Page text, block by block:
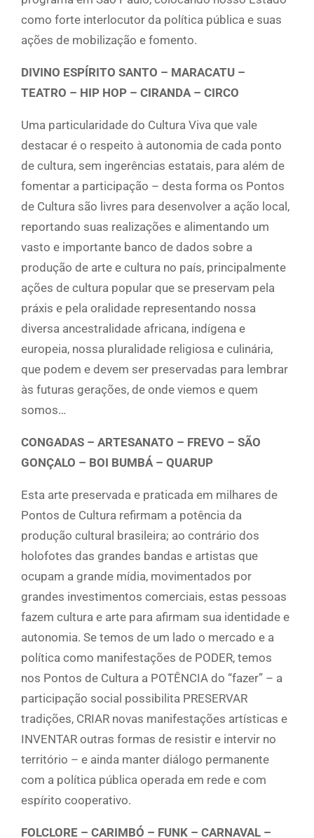
como forte interlocutor da política pública e suas
ações de mobilização e fomento.
DIVINO ESPÍRITO SANTO – MARACATU –
TEATRO – HIP HOP – CIRANDA – CIRCO
Uma particularidade do Cultura Viva que vale
destacar é o respeito à autonomia de cada ponto
de cultura, sem ingerências estatais, para além de
fomentar a participação – desta forma os Pontos
de Cultura são livres para desenvolver a ação local,
reportando suas realizações e alimentando um
vasto e importante banco de dados sobre a
produção de arte e cultura no país, principalmente
ações de cultura popular que se preservam pela
práxis e pela oralidade representando nossa
diversa ancestralidade africana, indígena e
europeia, nossa pluralidade religiosa e culinária,
que podem e devem ser preservadas para lembrar
às futuras gerações, de onde viemos e quem
somos…
CONGADAS – ARTESANATO – FREVO – SÃO
GONÇALO – BOI BUMBÁ – QUARUP
Esta arte preservada e praticada em milhares de
Pontos de Cultura refirmam a potência da
produção cultural brasileira; ao contrário dos
holofotes das grandes bandas e artistas que
ocupam a grande mídia, movimentados por
grandes investimentos comerciais, estas pessoas
fazem cultura e arte para afirmam sua identidade e
autonomia. Se temos de um lado o mercado e a
política como manifestações de PODER, temos
nos Pontos de Cultura a POTÊNCIA do “fazer” – a
participação social possibilita PRESERVAR
tradições, CRIAR novas manifestações artísticas e
INVENTAR outras formas de resistir e intervir no
território – e ainda manter diálogo permanente
com a política pública operada em rede e com
espírito cooperativo.
FOLCLORE – CARIMBÓ – FUNK – CARNAVAL –